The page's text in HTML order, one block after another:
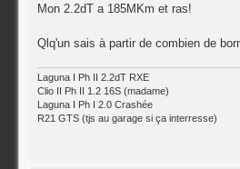
Mon 2.2dT a 185MKm et ras!
Qlq'un sais à partir de combien de
Laguna I Ph II 2.2dT RXE
Clio II Ph II 1.2 16S (madame)
Laguna I Ph I 2.0 Crashée
R21 GTS (tjs au garage si ça interresse)